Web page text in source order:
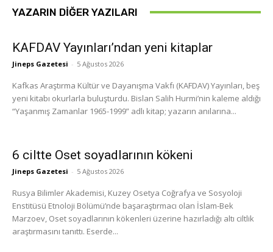
YAZARIN DIĞER YAZILARI
KAFDAV Yayınları’ndan yeni kitaplar
Jineps Gazetesi - 5 Ağustos 2026
Kafkas Araştırma Kültür ve Dayanışma Vakfı (KAFDAV) Yayınları, beş
yeni kitabı okurlarla buluşturdu. Bislan Salih Hurmi’nin kaleme aldığı
“Yaşanmış Zamanlar 1965-1999” adlı kitap; yazarın anılarına...
6 ciltte Oset soyadlarının kökeni
Jineps Gazetesi - 5 Ağustos 2026
Rusya Bilimler Akademisi, Kuzey Osetya Coğrafya ve Sosyoloji
Enstitüsü Etnoloji Bölümü’nde başaraştırmacı olan İslam-Bek
Marzoev, Oset soyadlarının kökenleri üzerine hazırladığı altı ciltlik
araştırmasını tanıttı. Eserde...